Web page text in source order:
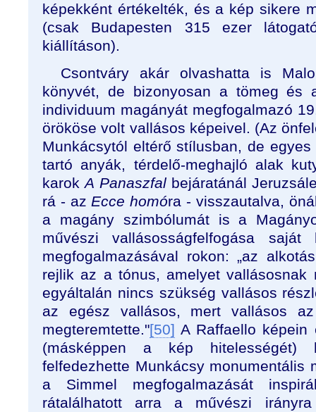
képekként értékelték, és a kép sikere
(csak Budapesten 315 ezer
kiállításon).
Csontváry akár olvashatta is
könyvét, de bizonyosan a tömeg és
individuum magányát megfogalmazó
örököse volt vallásos képeivel. (Az
Munkácsytól eltérő stílusban, de
tartó anyák, térdelő-meghajló alak
karokA Panaszfalbejáratánál
rá - az Ecce homóra - visszautalva,
a magány szimbólumát is a
művészi vallásosságfelfogása
megfogalmazásával rokon: „az
rejlik az a tónus, amelyet vallásosnak
egyáltalán nincs szükség vallásos
az egész vallásos, mert vallásos
megteremtette."[50] A Raffaello képein
(másképpen a kép hitelességét)
felfedezhette Munkácsy monumentális
a Simmel megfogalmazását
rátalálhatott arra a művészi